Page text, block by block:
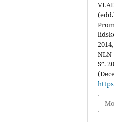
NLN
S”.